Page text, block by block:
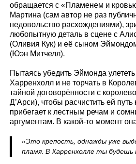
обращается с «Пламенем и
Мартина (сам автор не раз
недовольство расхождениями),
любопытную деталь в сцене с
(Оливия Кук) и её сыном
(Юэн Митчелл).
Пытаясь убедить Эймонда
Харренхолл и не торчать в
тайной договорённости с
Д’Арси), чтобы расчистить ей путь
прибегает к лестным речам и
аргументам. В какой-то момент
«Это крепость, однажды уже
пламя. В Харренхолле ты будешь